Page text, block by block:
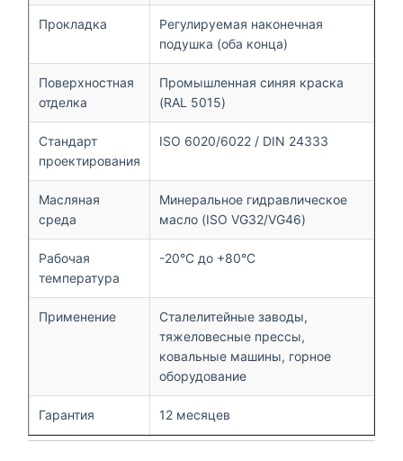
Прокладка
Регулируемая наконечная
подушка (оба конца)
Поверхностная
отделка
Промышленная синяя краска
(RAL 5015)
Стандарт
проектирования
ISO 6020/6022 / DIN 24333
Масляная
среда
Минеральное гидравлическое
масло (ISO VG32/VG46)
Рабочая
температура
-20°C до +80°C
Применение
Сталелитейные заводы,
тяжеловесные прессы,
ковальные машины, горное
оборудование
Гарантия 12 месяцев